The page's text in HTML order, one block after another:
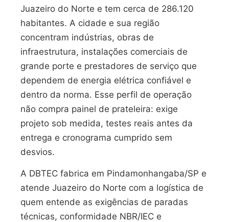
Juazeiro do Norte e tem cerca de 286.120
habitantes. A cidade e sua região
concentram indústrias, obras de
infraestrutura, instalações comerciais de
grande porte e prestadores de serviço que
dependem de energia elétrica confiável e
dentro da norma. Esse perfil de operação
não compra painel de prateleira: exige
projeto sob medida, testes reais antes da
entrega e cronograma cumprido sem
desvios.
A DBTEC fabrica em Pindamonhangaba/SP e
atende Juazeiro do Norte com a logística de
quem entende as exigências de paradas
técnicas, conformidade NBR/IEC e